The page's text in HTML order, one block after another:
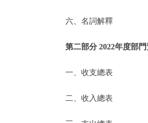
仲介服務
政民互動
12345網上接
參與調查
六、名詞解釋
第二部分 2022年度部
一、收支總表
二、收入總表